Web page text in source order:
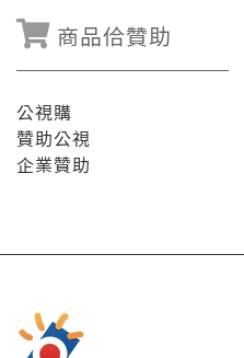
商品佮贊助
公視購
贊助公視
企業贊助